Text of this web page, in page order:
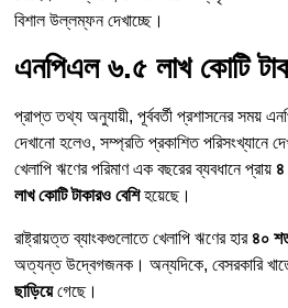
বিশাল উল্লম্ফন দেখাচ্ছে।
এনপিএল ৬.৫ লাখ কোটি
প্রাপ্ত তথ্য অনুযায়ী, পূর্ববর্তী প্রশাসনের সময়
দেখানো হলেও, সম্প্রতি প্রকাশিত পরিসংখ্যানে
খেলাপি ঋণের পরিমাণ এক বছরের ব্যবধানে প্রায় ৪
লাখ কোটি টাকারও বেশিহয়েছে।
রাষ্ট্রায়ত্ত ব্যাংকগুলোতে খেলাপি ঋণের হার ৪০
অত্যন্ত উদ্বেগজনক। অন্যদিকে, বেসরকারি
ছাড়িয়েগেছে।